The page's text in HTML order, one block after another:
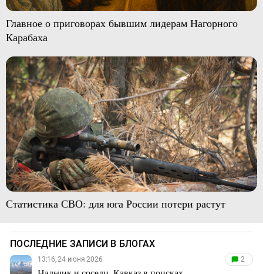
Главное о приговорах бывшим лидерам Нагорного
Карабаха
Статистика СВО: для юга России потери растут
ПОСЛЕДНИЕ ЗАПИСИ В БЛОГАХ
13:16, 24 июня 2026 2